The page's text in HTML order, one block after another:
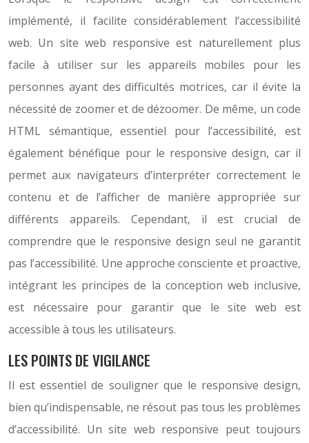
implémenté, il facilite considérablement l’accessibilité
web. Un site web responsive est naturellement plus
facile à utiliser sur les appareils mobiles pour les
personnes ayant des difficultés motrices, car il évite la
nécessité de zoomer et de dézoomer. De même, un code
HTML sémantique, essentiel pour l’accessibilité, est
également bénéfique pour le responsive design, car il
permet aux navigateurs d’interpréter correctement le
contenu et de l’afficher de manière appropriée sur
différents appareils. Cependant, il est crucial de
comprendre que le responsive design seul ne garantit
pas l’accessibilité. Une approche consciente et proactive,
intégrant les principes de la conception web inclusive,
est nécessaire pour garantir que le site web est
accessible à tous les utilisateurs.
LES POINTS DE VIGILANCE
Il est essentiel de souligner que le responsive design,
bien qu’indispensable, ne résout pas tous les problèmes
d’accessibilité. Un site web responsive peut toujours